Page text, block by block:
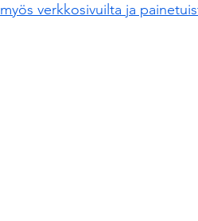
myös verkkosivuilta ja